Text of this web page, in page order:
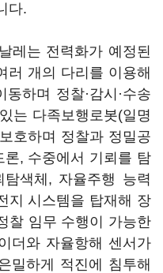
다.
레는 전력화가 예정된
러 개의 다리를 이용해
하며 정찰·감시·수송
는 다족보행로봇(일명
호하며 정찰과 정밀공
, 수중에서 기뢰를 탐
색체, 자율주행 능력
지 시스템을 탑재해 장
찰 임무 수행이 가능한
더와 자율항해 센서가
밀하게 적진에 침투해